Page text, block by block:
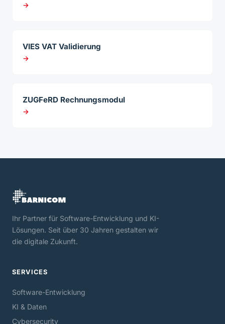
→
VIES VAT Validierung
→
ZUGFeRD Rechnungsmodul
→
Ihr Partner für Software-Entwicklung und KI-
Lösungen. Seit über 30 Jahren gestalten wir
die digitale Zukunft.
SERVICES
Software-Entwicklung
KI & Daten
Cybersecurity